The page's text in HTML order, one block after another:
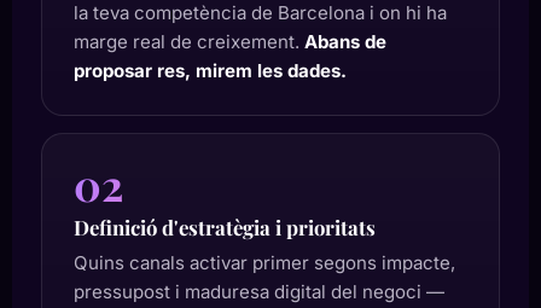
la teva competència de Barcelona i on hi ha
marge real de creixement. Abans de
proposar res, mirem les dades.
02
Definició d'estratègia i prioritats
Quins canals activar primer segons impacte,
pressupost i maduresa digital del negoci —